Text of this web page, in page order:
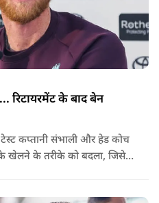
रिटायरमेंट के बाद बेन
कप्तानी संभाली और हेड कोच
खेलने के तरीके को बदला, जिसे